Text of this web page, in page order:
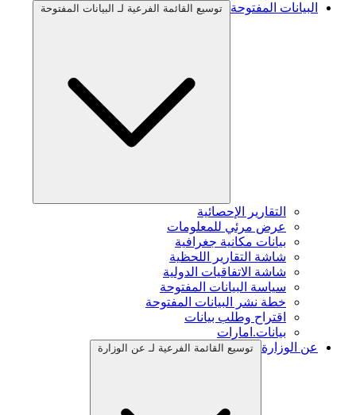
البيانات المفتوحة
توسيع القائمة الفرعية لـ البيانات المفتوحة
التقارير الإحصائية
عرض مرئي للمعلومات
بيانات مكانية جغرافية
شاشة التقارير اللحظية
شاشة الاتفاقيات الدولية
سياسة البيانات المفتوحة
خطة نشر البيانات المفتوحة
اقتراح وطلب بيانات
بيانات.امارات
عن الوزارة
توسيع القائمة الفرعية لـ عن الوزارة